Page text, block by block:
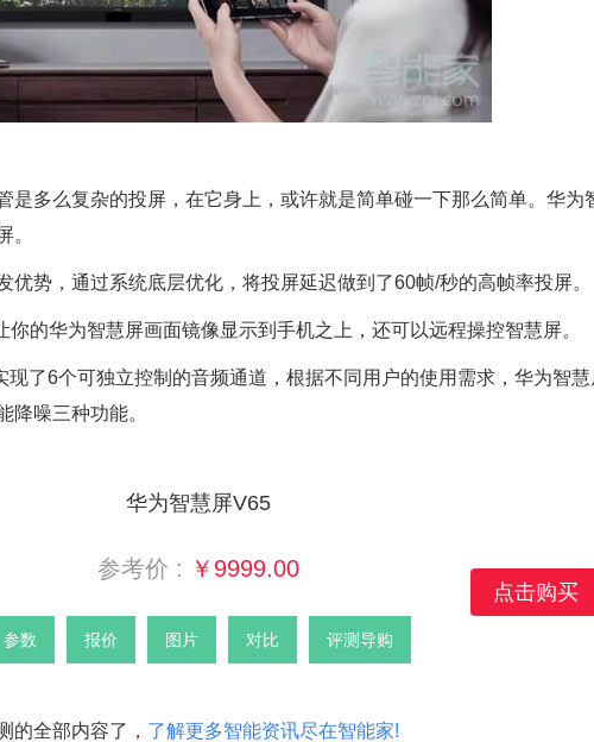
是多么复杂的投屏，在它身上，或许就是简单碰一下那么简单。华为
。
势，通过系统底层优化，将投屏延迟做到了60帧/秒的高帧率投屏。
的华为智慧屏画面镜像显示到手机之上，还可以远程操控智慧屏。
了6个可独立控制的音频通道，根据不同用户的使用需求，华为智
降噪三种功能。
点击购买
华为智慧屏V65
参考价 : ￥9999.00
参数 报价 图片 对比 评测导购
的全部内容了， 了解更多智能资讯尽在智能家!